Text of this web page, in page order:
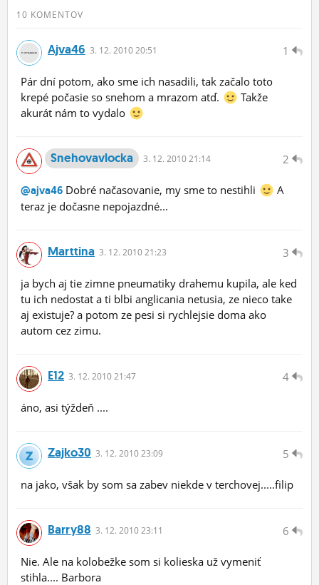
10 KOMENTOV
1
Ajva46 3. 12. 2010 20:51
Pár dní potom, ako sme ich nasadili, tak začalo toto
krepé počasie so snehom a mrazom atď.
Takže
akurát nám to vydalo
2
Snehovavlocka 3. 12. 2010 21:14
@ajva46 Dobré načasovanie, my sme to nestihli
A
teraz je dočasne nepojazdné...
3
Marttina 3. 12. 2010 21:23
ja bych aj tie zimne pneumatiky drahemu kupila, ale ked
tu ich nedostat a ti blbi anglicania netusia, ze nieco take
aj existuje? a potom ze pesi si rychlejsie doma ako
autom cez zimu.
4
E12 3. 12. 2010 21:47
áno, asi týždeň ....
5
Zajko30 3. 12. 2010 23:09
na jako, však by som sa zabev niekde v terchovej.....filip
6
Barry88 3. 12. 2010 23:11
Nie. Ale na kolobežke som si kolieska už vymeniť
stihla.... Barbora